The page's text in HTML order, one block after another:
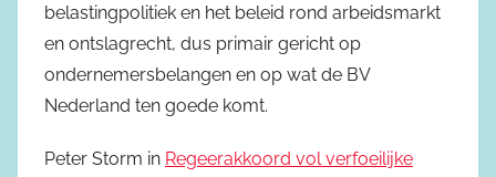
belastingpolitiek en het beleid rond arbeidsmarkt
en ontslagrecht, dus primair gericht op
ondernemersbelangen en op wat de BV
Nederland ten goede komt.
Peter Storm in Regeerakkoord vol verfoeilijke